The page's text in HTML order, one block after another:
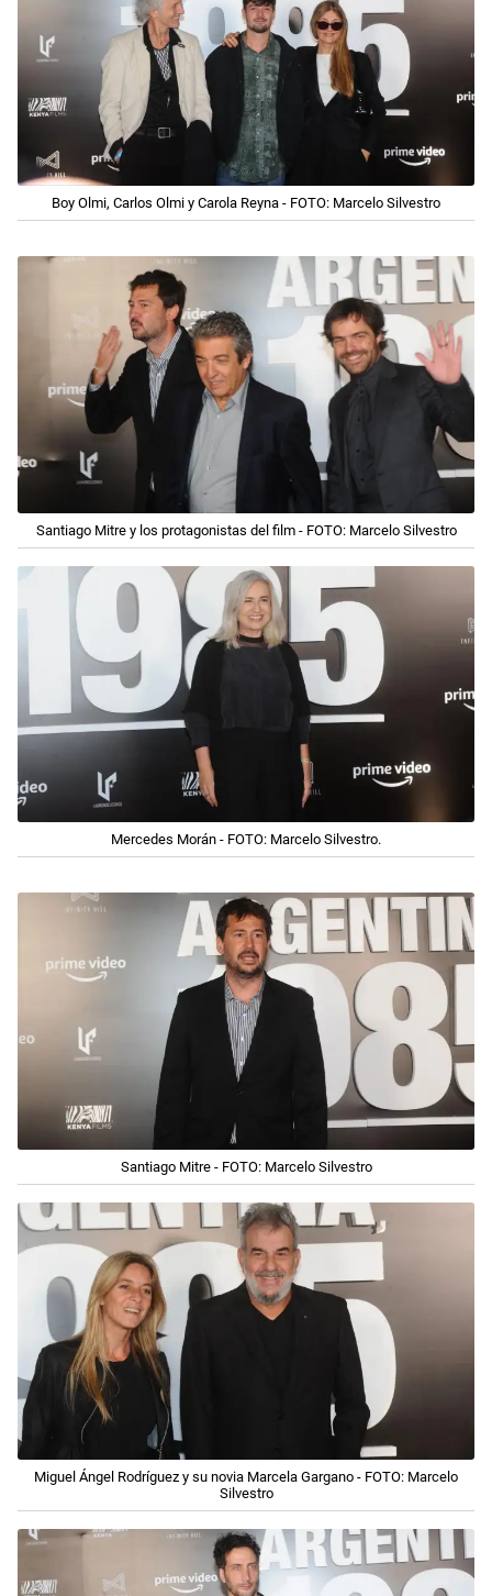
Boy Olmi, Carlos Olmi y Carola Reyna - FOTO: Marcelo Silvestro
Santiago Mitre y los protagonistas del film - FOTO: Marcelo Silvestro
Mercedes Morán - FOTO: Marcelo Silvestro.
Santiago Mitre - FOTO: Marcelo Silvestro
Miguel Ángel Rodríguez y su novia Marcela Gargano - FOTO: Marcelo
Silvestro